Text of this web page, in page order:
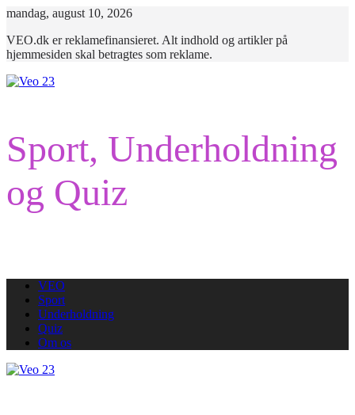
Skip
content
mandag, august 10, 2026
VEO.dk er reklamefinansieret. Alt indhold og artikler på
hjemmesiden skal betragtes som reklame.
Sport, Underholdning
og Quiz
VEO
Sport
Underholdning
Quiz
Om os